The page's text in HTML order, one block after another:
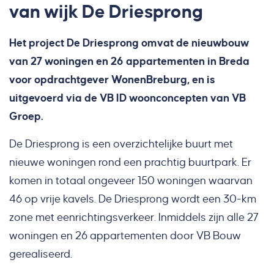
van wijk De Driesprong
Het project De Driesprong omvat de nieuwbouw
van 27 woningen en 26 appartementen in Breda
voor opdrachtgever WonenBreburg, en is
uitgevoerd via de VB ID woonconcepten van VB
Groep.
De Driesprong is een overzichtelijke buurt met
nieuwe woningen rond een prachtig buurtpark. Er
komen in totaal ongeveer 150 woningen waarvan
46 op vrije kavels. De Driesprong wordt een 30-km
zone met eenrichtingsverkeer. Inmiddels zijn alle 27
woningen en 26 appartementen door VB Bouw
gerealiseerd.